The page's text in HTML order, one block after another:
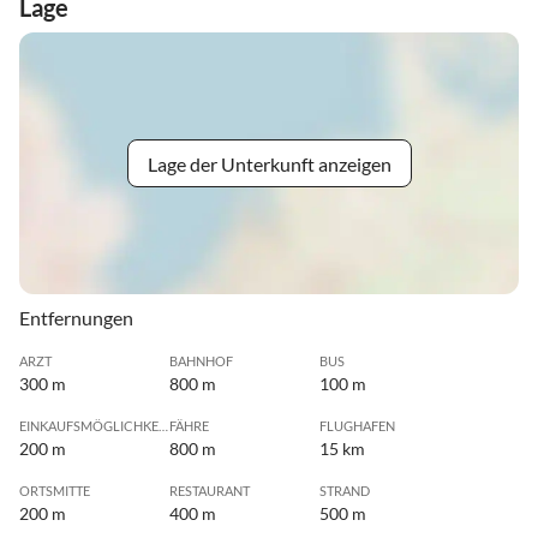
Lage
Lage der Unterkunft anzeigen
Entfernungen
ARZT
300 m
BAHNHOF
800 m
BUS
100 m
200 m
FÄHRE
800 m
FLUGHAFEN
15 km
ORTSMITTE
200 m
RESTAURANT
400 m
STRAND
500 m